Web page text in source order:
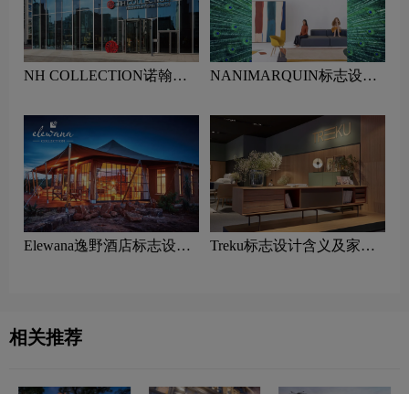
NH COLLECTION诺翰精
品牌设计理念
NANIMARQUIN标志设计
Elewana逸野酒店标志设计
Treku标志设计含义及家具
相关推荐